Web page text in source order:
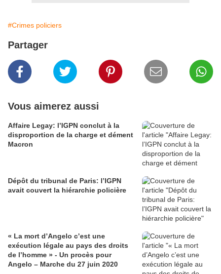
#Crimes policiers
Partager
Vous aimerez aussi
Affaire Legay: l’IGPN conclut à la
disproportion de la charge et dément
Macron
Dépôt du tribunal de Paris: l’IGPN
avait couvert la hiérarchie policière
« La mort d’Angelo c’est une
exécution légale au pays des droits
de l’homme » - Un procès pour
Angelo – Marche du 27 juin 2020